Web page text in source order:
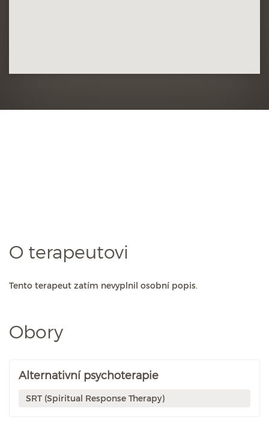
O terapeutovi
Tento terapeut zatím nevyplnil osobní popis.
Obory
Alternativní psychoterapie
SRT (Spiritual Response Therapy)